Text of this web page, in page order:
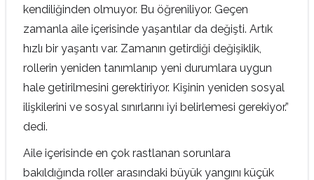
kendiliğinden olmuyor. Bu öğreniliyor. Geçen
zamanla aile içerisinde yaşantılar da değişti. Artık
hızlı bir yaşantı var. Zamanın getirdiği değişiklik,
rollerin yeniden tanımlanıp yeni durumlara uygun
hale getirilmesini gerektiriyor. Kişinin yeniden sosyal
ilişkilerini ve sosyal sınırlarını iyi belirlemesi gerekiyor.”
dedi.
Aile içerisinde en çok rastlanan sorunlara
bakıldığında roller arasındaki büyük yangını küçük